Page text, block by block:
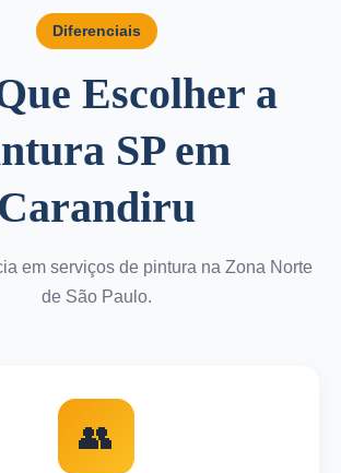
Diferenciais
Escolher a
SP em
Carandiru
em serviços de pintura na Zona Norte
de São Paulo.
👥